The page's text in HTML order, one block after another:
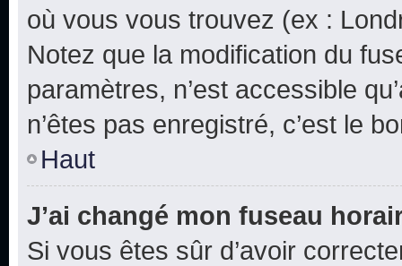
où vous vous trouvez (ex :
Notez que la modification du
paramètres, n’est accessible
n’êtes pas enregistré, c’est le
Haut
J’ai changé mon fuseau
Si vous êtes sûr d’avoir